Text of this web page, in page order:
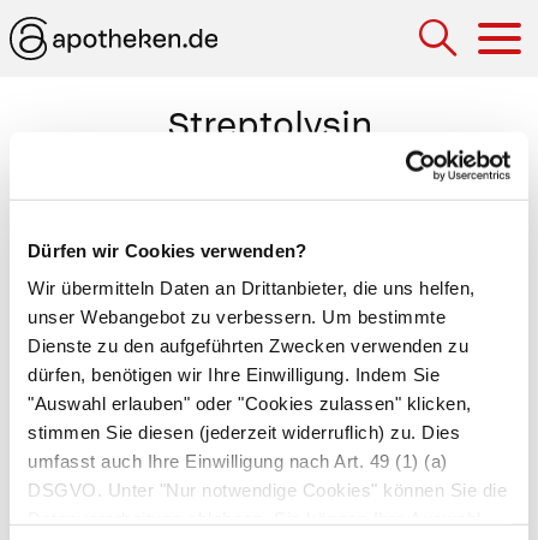
Dürfen wir Cookies verwenden?
Wir übermitteln Daten an Drittanbieter, die uns helfen,
unser Webangebot zu verbessern. Um bestimmte
Dienste zu den aufgeführten Zwecken verwenden zu
dürfen, benötigen wir Ihre Einwilligung. Indem Sie
"Auswahl erlauben" oder "Cookies zulassen" klicken,
stimmen Sie diesen (jederzeit widerruflich) zu. Dies
umfasst auch Ihre Einwilligung nach Art. 49 (1) (a)
DSGVO. Unter "Nur notwendige Cookies" können Sie die
Streptolysin
gebildetes Gift,
Streptokokken werden nach ihrer Fähigkeit, rote
Blutkörperchen zu zerstören (Hämolyse),
unterteilt. Man unterscheidet nicht, teilweise
oder vollständig hämolysierende Streptokokken
bzw.alpha-,beta-und gammahämolysierende
Streptokokken. Der Nachweis von Streptolysin
hilft Folgeerkrankungen von
Streptokokkeninfektionen wieEndokarditisund
Immunkomplexnephritiszu erkennen.